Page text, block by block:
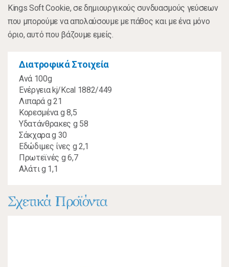
Kings Soft Cookie, σε δημιουργικούς συνδυασμούς γεύσεων
που μπορούμε να απολαύσουμε με πάθος και με ένα μόνο
όριο, αυτό που βάζουμε εμείς.
Διατροφικά Στοιχεία
Ανά 100g
Ενέργεια kj/Kcal 1882/449
Λιπαρά g 21
Kορεσμένα g 8,5
Υδατάνθρακες g 58
Σάκχαρα g 30
Εδώδιμες ίνες g 2,1
Πρωτεϊνές g 6,7
Αλάτι g 1,1
Σχετικά Προϊόντα